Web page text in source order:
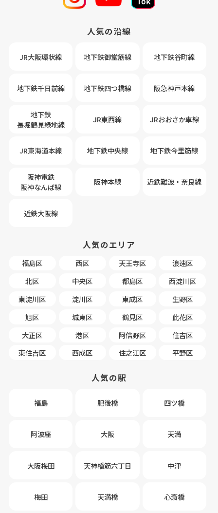
人気の沿線
JR大阪環状線 地下鉄御堂筋線 地下鉄谷町線
地下鉄千日前線 地下鉄四つ橋線 阪急神戸本線
地下鉄
長堀鶴見緑地線
JR東西線 JRおおさか車線
JR東海道本線 地下鉄中央線 地下鉄今里筋線
阪神電鉄
阪神なんば線
阪神本線 近鉄難波・奈良線
近鉄大阪線
人気のエリア
福島区 西区 天王寺区
浪速区
北区
中央区 都島区
西淀川区
東淀川区
淀川区 東成区
生野区
旭区
城東区 鶴見区
此花区
大正区
港区 阿倍野区
住吉区
東住吉区
西成区 住之江区 平野区
人気の駅
福島 肥後橋 四ツ橋
阿波座 大阪 天満
大阪梅田 天神橋筋六丁目 中津
梅田 天満橋 心斎橋